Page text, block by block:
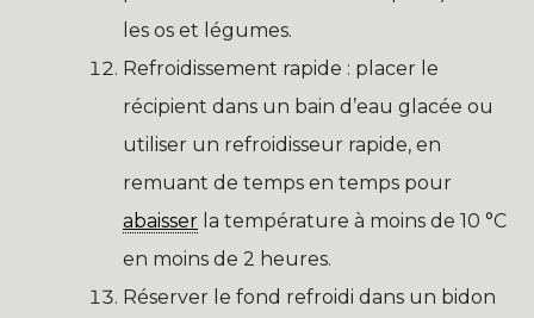
les os et légumes.
Refroidissement rapide : placer le
récipient dans un bain d’eau glacée ou
utiliser un refroidisseur rapide, en
remuant de temps en temps pour
abaisser la température à moins de 10 °C
en moins de 2 heures.
Réserver le fond refroidi dans un bidon